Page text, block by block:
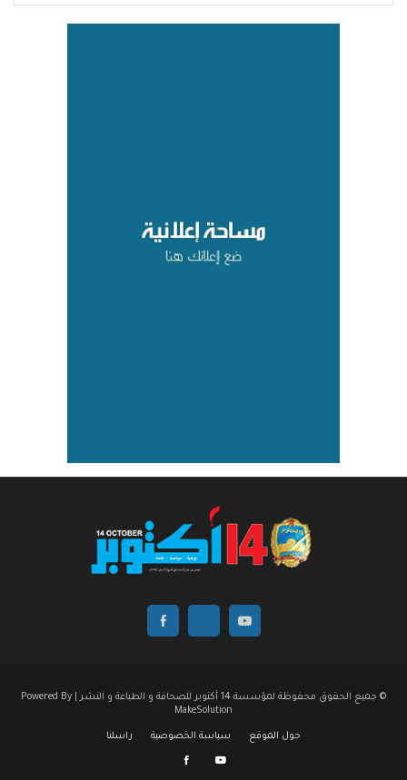
بحق الشعب اليمني
© جميع الحقوق محفوظة لمؤسسة 14 أكتوبر للصحافة و الطباعة و النشر | Powered By
MakeSolution
حول الموقع سياسة الخصوصية راسلنا